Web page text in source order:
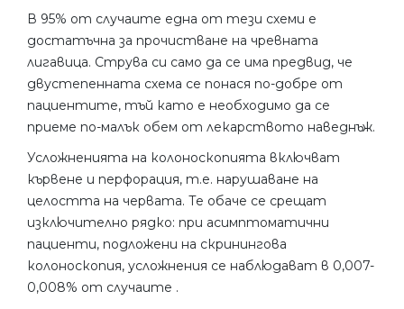
В 95% от случаите една от тези схеми е
достатъчна за прочистване на чревната
лигавица. Струва си само да се има предвид, че
двустепенната схема се понася по-добре от
пациентите, тъй като е необходимо да се
приеме по-малък обем от лекарството наведнъж.
Усложненията на колоноскопията включват
кървене и перфорация, т.е. нарушаване на
целостта на червата. Те обаче се срещат
изключително рядко: при асимптоматични
пациенти, подложени на скринингова
колоноскопия, усложнения се наблюдават в 0,007-
0,008% от случаите .